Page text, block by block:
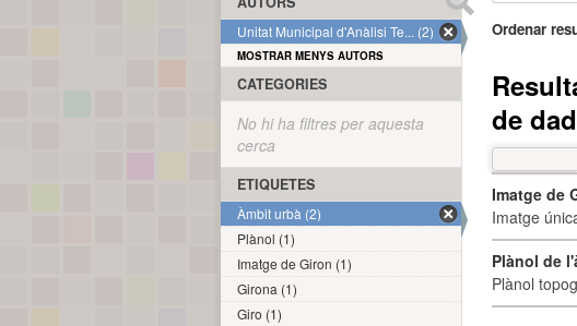
Ordenar
de
Imatge de
Imatge
Plànol de
Plànol
Unitat Municipal d'Anàlisi Te... (2)
MOSTRAR MENYS AUTORS
CATEGORIES
No hi ha filtres per aquesta
cerca
ETIQUETES
Àmbit urbà (2)
Plànol (1)
Imatge de Giron (1)
Girona (1)
Giro (1)